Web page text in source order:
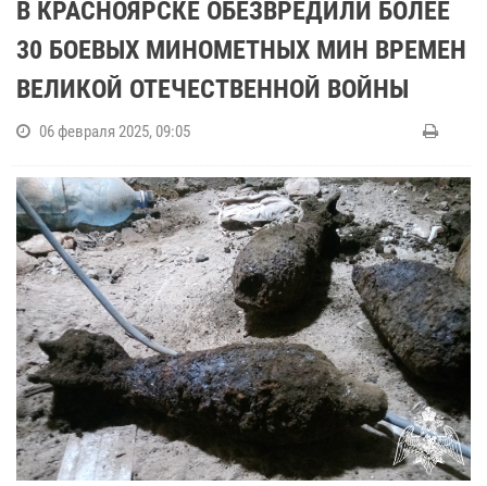
В КРАСНОЯРСКЕ ОБЕЗВРЕДИЛИ БОЛЕЕ
30 БОЕВЫХ МИНОМЕТНЫХ МИН ВРЕМЕН
ВЕЛИКОЙ ОТЕЧЕСТВЕННОЙ ВОЙНЫ
06 февраля 2025, 09:05